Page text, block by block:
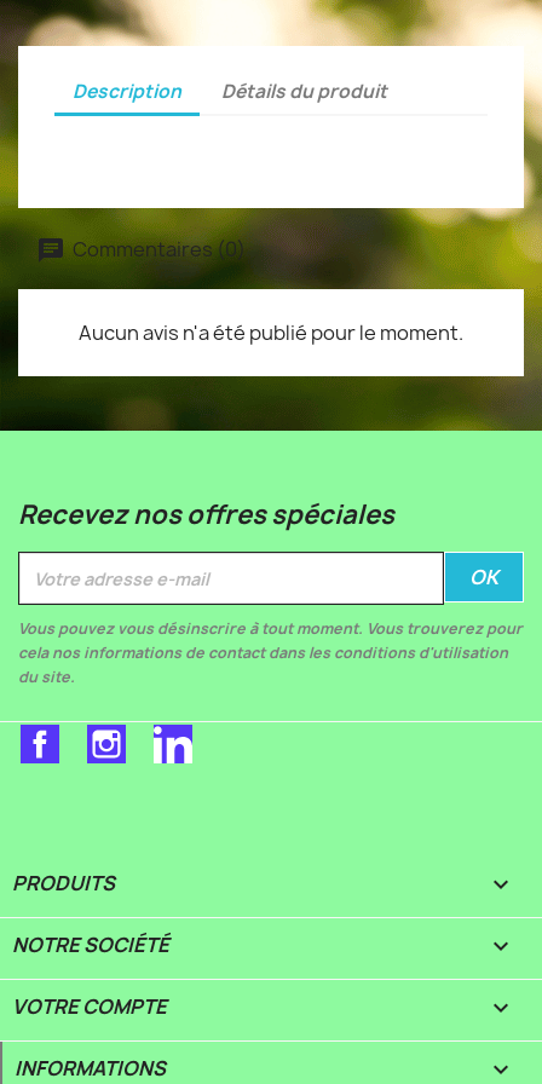
Description Détails du produit
Commentaires (0)
Aucun avis n'a été publié pour le moment.
Recevez nos offres spéciales
Vous pouvez vous désinscrire à tout moment. Vous trouverez pour
cela nos informations de contact dans les conditions d'utilisation
du site.
FacebookInstagramLinkedIn
PRODUITS 
NOTRE SOCIÉTÉ 
VOTRE COMPTE 
INFORMATIONS keyboard_arrow_down